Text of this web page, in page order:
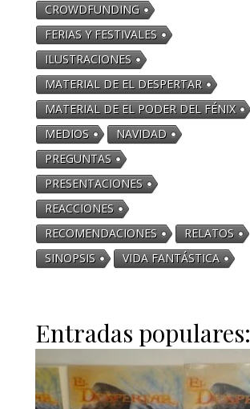
CROWDFUNDING
FERIAS Y FESTIVALES
ILUSTRACIONES
MATERIAL DE EL DESPERTAR
MATERIAL DE EL PODER DEL FÉNIX
MEDIOS
NAVIDAD
PREGUNTAS
PRESENTACIONES
REACCIONES
RECOMENDACIONES
RELATOS
SINOPSIS
VIDA FANTÁSTICA
Entradas populares: